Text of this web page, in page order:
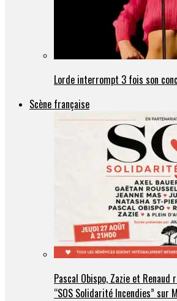
Lorde interrompt 3 fois son
Scène française
Pascal Obispo, Zazie et
“SOS Solidarité Incendies” sur